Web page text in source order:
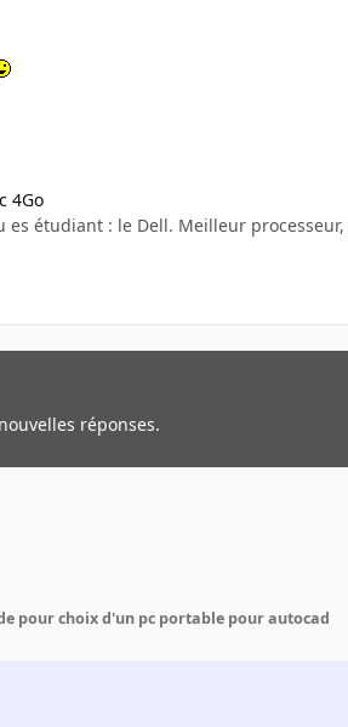
4Go
étudiant : le Dell. Meilleur
réponses.
pour choix d'un pc portable pour autocad